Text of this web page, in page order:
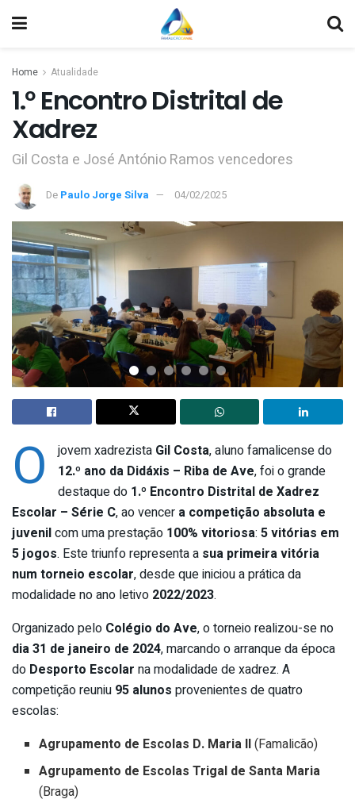
Home Atualidade
1.º Encontro Distrital de
Xadrez
Gil Costa e José António Ramos vencedores
De Paulo Jorge Silva 04/02/2025
O jovem xadrezista Gil Costa, aluno famalicense do
12.º ano da Didáxis – Riba de Ave, foi o grande
destaque do 1.º Encontro Distrital de Xadrez
Escolar – Série C, ao vencer a competição absoluta e
juvenilcom uma prestação 100% vitoriosa: 5 vitórias em
5 jogos. Este triunfo representa a sua primeira vitória
num torneio escolar, desde que iniciou a prática da
modalidade no ano letivo 2022/2023.
Organizado pelo Colégio do Ave, o torneio realizou-se no
dia 31 de janeiro de 2024, marcando o arranque da época
do Desporto Escolar na modalidade de xadrez. A
competição reuniu 95 alunos provenientes de quatro
escolas:
Agrupamento de Escolas D. Maria II(Famalicão)
Agrupamento de Escolas Trigal de Santa Maria
(Braga)